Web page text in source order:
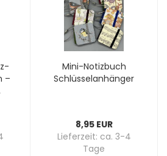
–
Mini-​No­tiz­buch
Schlüs­sel­an­hän­ger
8,95 EUR
Lieferzeit: ca. 3-4
Tage